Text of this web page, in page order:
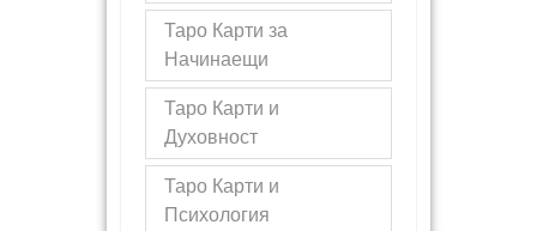
Таро Карти за
Начинаещи
Таро Карти и
Духовност
Таро Карти и
Психология